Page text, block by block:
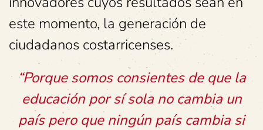
este momento, la generación de
ciudadanos costarricenses.
“Porque somos consientes de que la
educación por sí sola no cambia un
país pero que ningún país cambia si